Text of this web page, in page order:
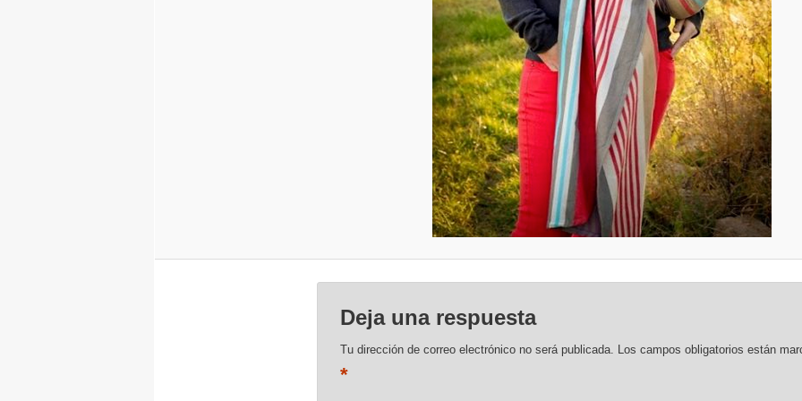
Deja una respuesta
Tu dirección de correo electrónico no será publicada. Los campos obligatorios están
*